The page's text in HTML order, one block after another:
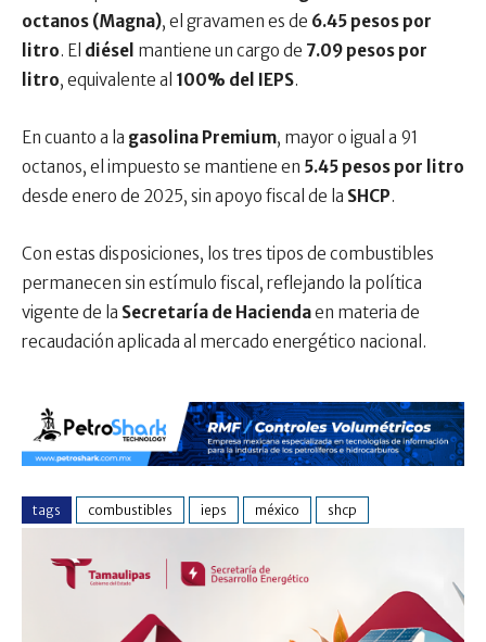
octanos (Magna), el gravamen es de 6.45 pesos por
litro. El diésel mantiene un cargo de 7.09 pesos por
litro, equivalente al 100% del IEPS.
En cuanto a la gasolina Premium, mayor o igual a 91
octanos, el impuesto se mantiene en 5.45 pesos por litro
desde enero de 2025, sin apoyo fiscal de la SHCP.
Con estas disposiciones, los tres tipos de combustibles
permanecen sin estímulo fiscal, reflejando la política
vigente de la Secretaría de Haciendaen materia de
recaudación aplicada al mercado energético nacional.
tags combustibles ieps méxico shcp